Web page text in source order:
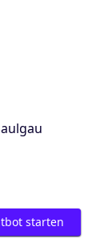
starten